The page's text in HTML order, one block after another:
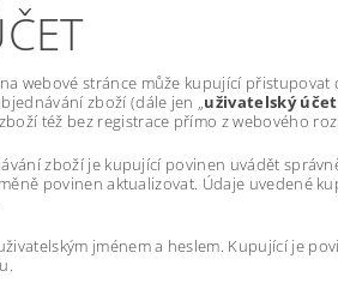
webové stránce může kupující
zboží (dále jen „ uživatelský účet
též bez registrace přímo z webového
zboží je kupující povinen uvádět
povinen aktualizovat. Údaje uvedené
jménem a heslem. Kupující je